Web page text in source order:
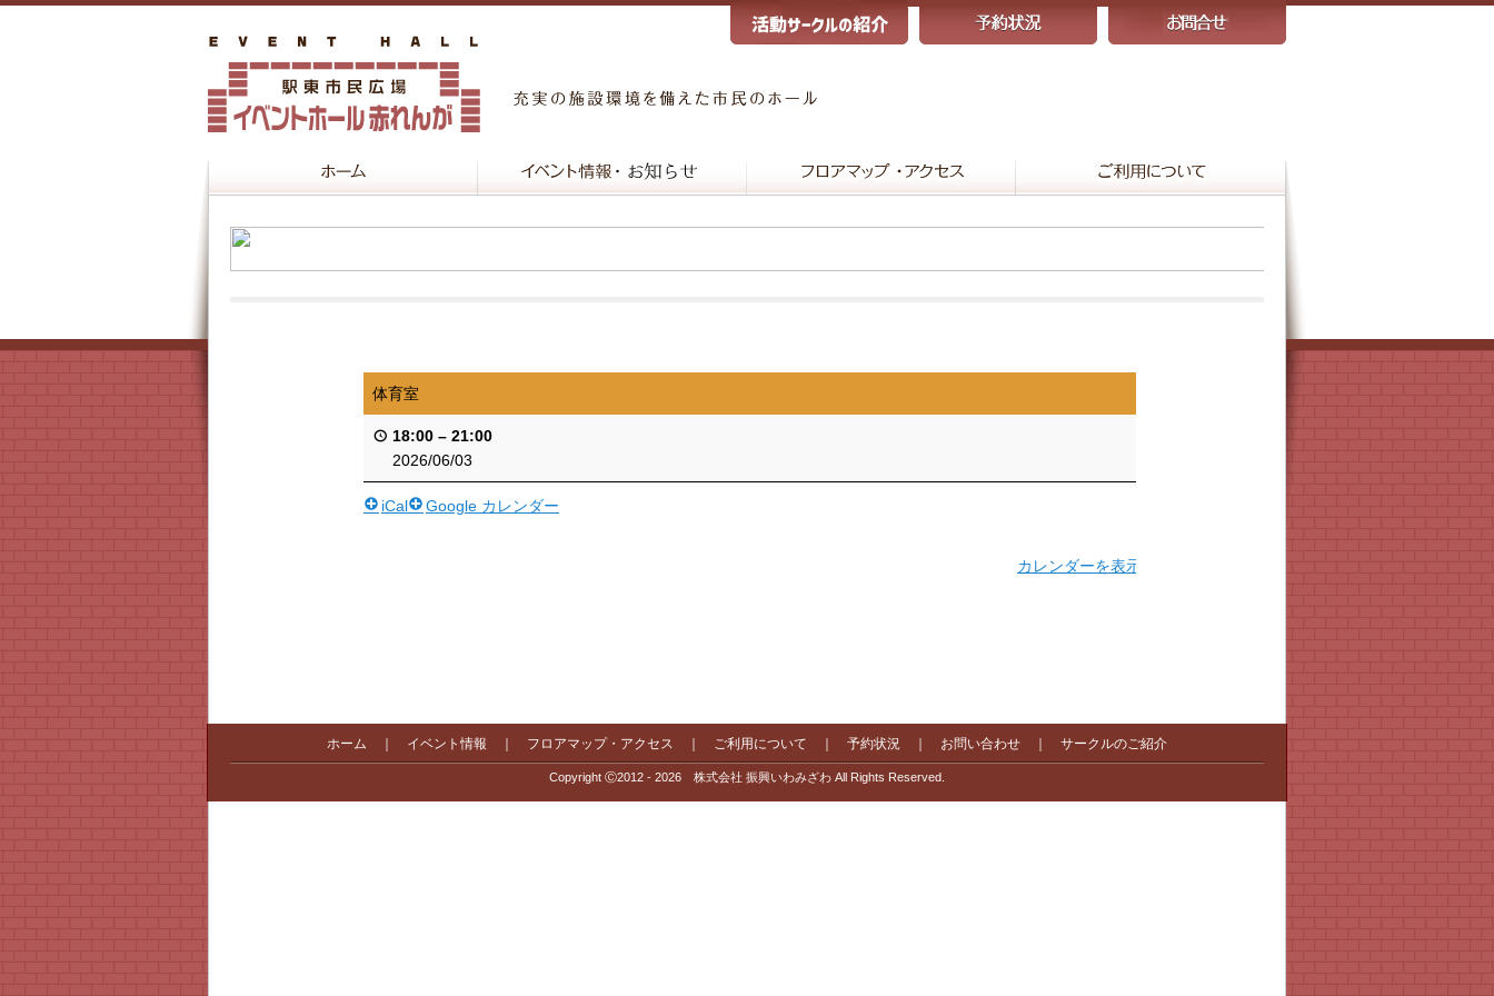
体育室
18:00 – 21:00
2026/06/03
iCal Google カレンダー
カレンダーを表示
ホーム イベント情報 フロアマップ・アクセス ご利用について 予約状況 お問い合わせ サークルのご紹介
Copyright Ⓒ2012 - 2026 株式会社 振興いわみざわ All Rights Reserved.